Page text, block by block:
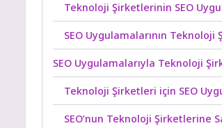
Teknoloji Şirketlerinin SEO
SEO Uygulamalarının
SEO Uygulamalarıyla Teknoloji
Teknoloji Şirketleri için SEO
SEO’nun Teknoloji Şirketlerine